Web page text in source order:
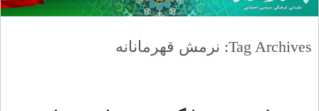
Tag Archives: نرمش قهرمانانه